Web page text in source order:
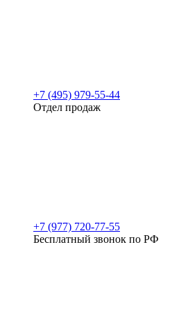
+7 (495) 979-55-44
Отдел продаж
+7 (977) 720-77-55
Бесплатный звонок по РФ